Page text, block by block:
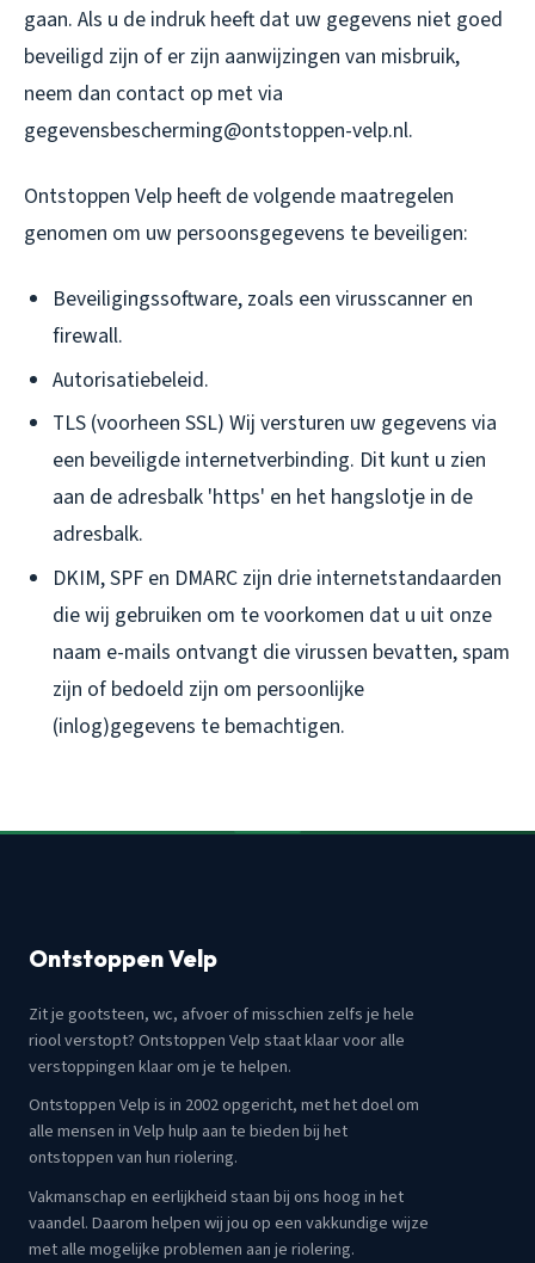
gaan. Als u de indruk heeft dat uw gegevens niet goed
beveiligd zijn of er zijn aanwijzingen van misbruik,
neem dan contact op met via
gegevensbescherming@ontstoppen-velp.nl.
Ontstoppen Velp heeft de volgende maatregelen
genomen om uw persoonsgegevens te beveiligen:
Beveiligingssoftware, zoals een virusscanner en
firewall.
Autorisatiebeleid.
TLS (voorheen SSL) Wij versturen uw gegevens via
een beveiligde internetverbinding. Dit kunt u zien
aan de adresbalk 'https' en het hangslotje in de
adresbalk.
DKIM, SPF en DMARC zijn drie internetstandaarden
die wij gebruiken om te voorkomen dat u uit onze
naam e-mails ontvangt die virussen bevatten, spam
zijn of bedoeld zijn om persoonlijke
(inlog)gegevens te bemachtigen.
Ontstoppen Velp
Zit je gootsteen, wc, afvoer of misschien zelfs je hele
riool verstopt? Ontstoppen Velp staat klaar voor alle
verstoppingen klaar om je te helpen.
Ontstoppen Velp is in 2002 opgericht, met het doel om
alle mensen in Velp hulp aan te bieden bij het
ontstoppen van hun riolering.
Vakmanschap en eerlijkheid staan bij ons hoog in het
vaandel. Daarom helpen wij jou op een vakkundige wijze
met alle mogelijke problemen aan je riolering.